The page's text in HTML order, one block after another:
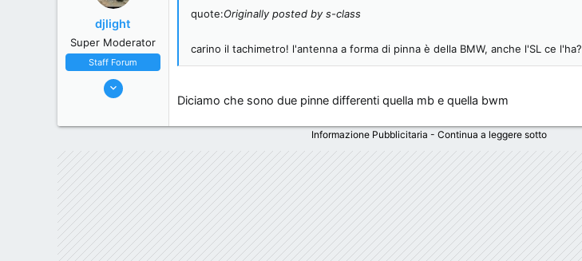
djlight
Super Moderator
Staff Forum
22/5/06
44
Milano, Italy
quote:Originally posted by s-class
carino il tachimetro! l'antenna a forma di pinna è della BMW, anche l'SL ce l'ha?
Diciamo che sono due pinne differenti quella mb e quella bwm
Informazione Pubblicitaria - Continua a leggere sotto